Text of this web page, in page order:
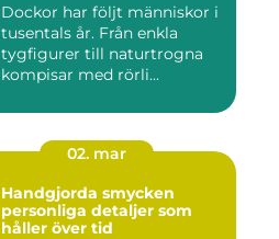
Dockor har följt människor i
tusentals år. Från enkla
tygfigurer till naturtrogna
kompisar med rörli...
02. mar
Handgjorda smycken
personliga detaljer som
håller över tid